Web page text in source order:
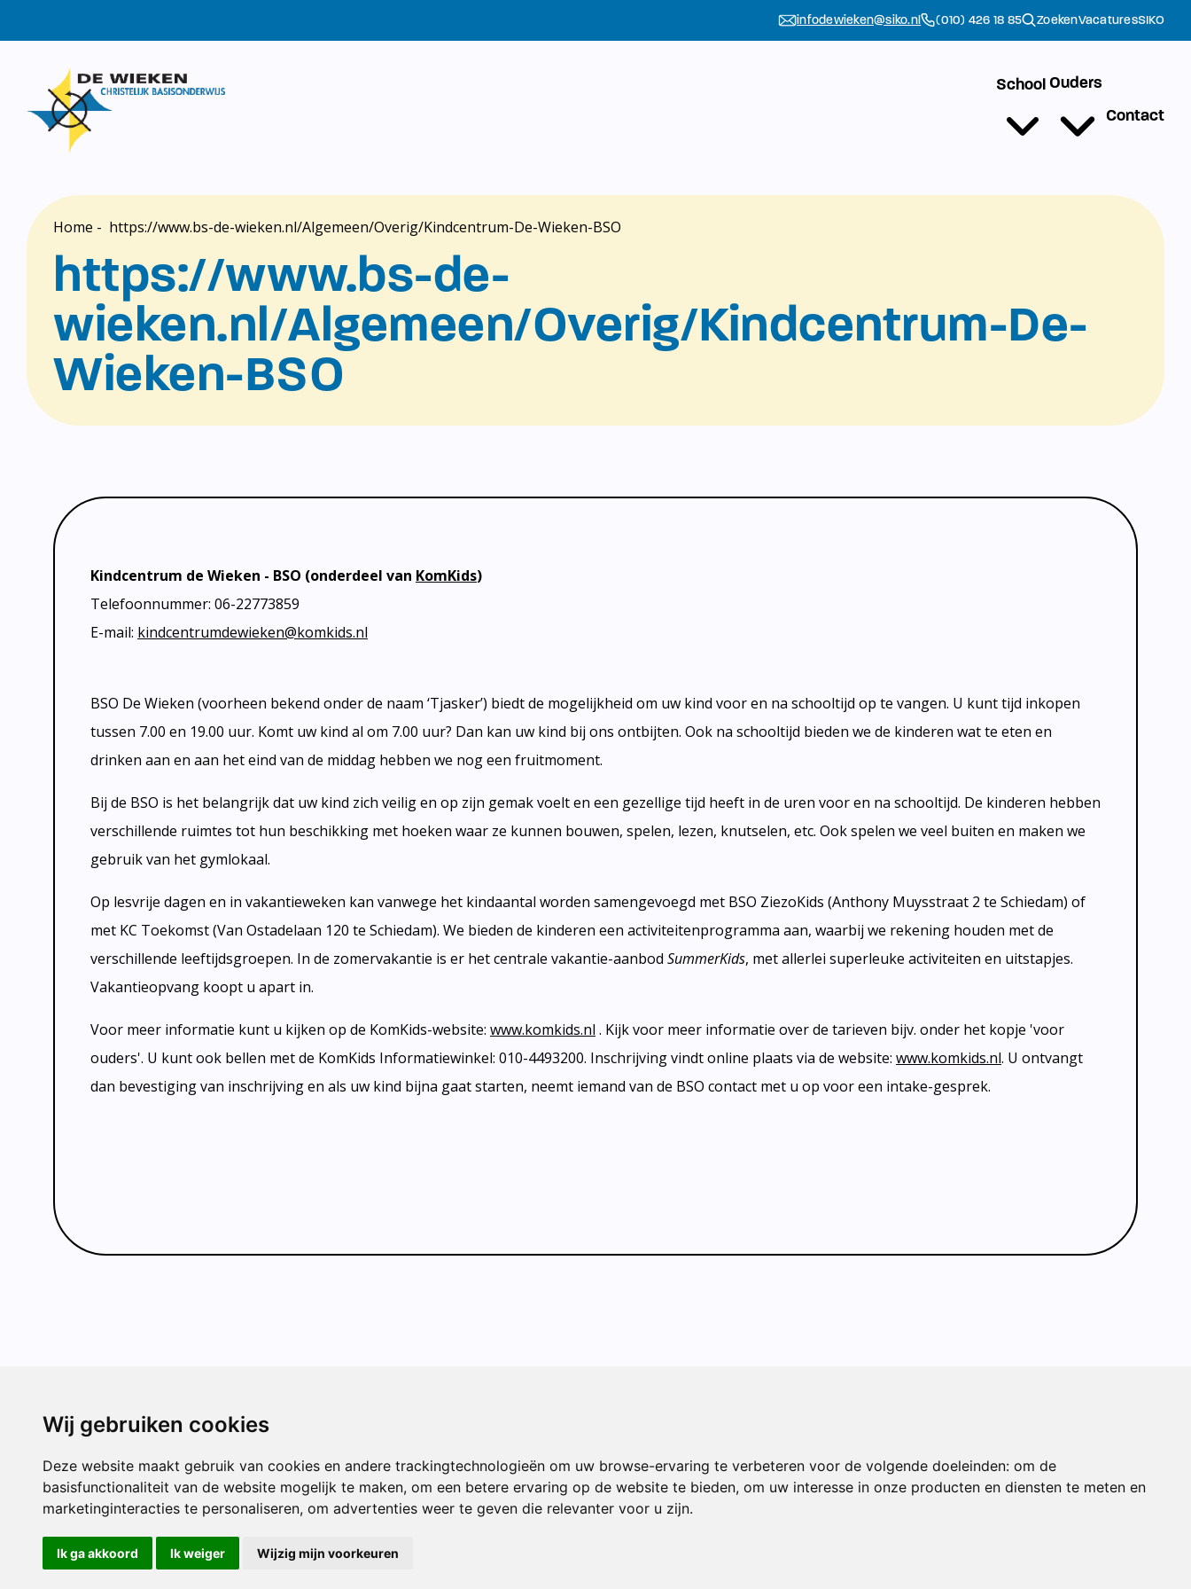
Wij gebruiken cookies
Deze website maakt gebruik van cookies en andere trackingtechnologieën om uw browse-ervaring te verbeteren voor de volgende doeleinden: om de
basisfunctionaliteit van de website mogelijk te maken, om een betere ervaring op de website te bieden, om uw interesse in onze producten en diensten te meten en
marketinginteracties te personaliseren, om advertenties weer te geven die relevanter voor u zijn.
Ik ga akkoord Ik weiger Wijzig mijn voorkeuren
infodewieken@siko.nl (010) 426 18 85 ZoekenVacaturesSIKO
School Ouders
Contact
Home - https://www.bs-de-wieken.nl/Algemeen/Overig/Kindcentrum-De-Wieken-BSO
https://www.bs-de-
wieken.nl/Algemeen/Overig/Kindcentrum-De-
Wieken-BSO
Kindcentrum de Wieken - BSO (onderdeel van KomKids)
Telefoonnummer: 06-22773859
E-mail: kindcentrumdewieken@komkids.nl
BSO De Wieken (voorheen bekend onder de naam ‘Tjasker’) biedt de mogelijkheid om uw kind voor en na schooltijd op te vangen. U kunt tijd inkopen
tussen 7.00 en 19.00 uur. Komt uw kind al om 7.00 uur? Dan kan uw kind bij ons ontbijten. Ook na schooltijd bieden we de kinderen wat te eten en
drinken aan en aan het eind van de middag hebben we nog een fruitmoment.
Bij de BSO is het belangrijk dat uw kind zich veilig en op zijn gemak voelt en een gezellige tijd heeft in de uren voor en na schooltijd. De kinderen hebben
verschillende ruimtes tot hun beschikking met hoeken waar ze kunnen bouwen, spelen, lezen, knutselen, etc. Ook spelen we veel buiten en maken we
gebruik van het gymlokaal.
Op lesvrije dagen en in vakantieweken kan vanwege het kindaantal worden samengevoegd met BSO ZiezoKids (Anthony Muysstraat 2 te Schiedam) of
met KC Toekomst (Van Ostadelaan 120 te Schiedam). We bieden de kinderen een activiteitenprogramma aan, waarbij we rekening houden met de
verschillende leeftijdsgroepen. In de zomervakantie is er het centrale vakantie-aanbod SummerKids, met allerlei superleuke activiteiten en uitstapjes.
Vakantieopvang koopt u apart in.
Voor meer informatie kunt u kijken op de KomKids-website: www.komkids.nl . Kijk voor meer informatie over de tarieven bijv. onder het kopje 'voor
ouders'. U kunt ook bellen met de KomKids Informatiewinkel: 010-4493200. Inschrijving vindt online plaats via de website: www.komkids.nl. U ontvangt
dan bevestiging van inschrijving en als uw kind bijna gaat starten, neemt iemand van de BSO contact met u op voor een intake-gesprek.
152
3117 AZ Schiedam
(010) 426 18 85